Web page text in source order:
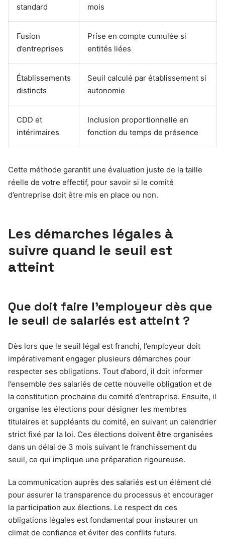
standard
mois
Fusion
d’entreprises
Prise en compte cumulée si
entités liées
Établissements
distincts
Seuil calculé par établissement si
autonomie
CDD et
intérimaires
Inclusion proportionnelle en
fonction du temps de présence
Cette méthode garantit une évaluation juste de la taille
réelle de votre effectif, pour savoir si le comité
d’entreprise doit être mis en place ou non.
Les démarches légales à
suivre quand le seuil est
atteint
Que doit faire l’employeur dès que
le seuil de salariés est atteint ?
Dès lors que le seuil légal est franchi, l’employeur doit
impérativement engager plusieurs démarches pour
respecter ses obligations. Tout d’abord, il doit informer
l’ensemble des salariés de cette nouvelle obligation et de
la constitution prochaine du comité d’entreprise. Ensuite, il
organise les élections pour désigner les membres
titulaires et suppléants du comité, en suivant un calendrier
strict fixé par la loi. Ces élections doivent être organisées
dans un délai de 3 mois suivant le franchissement du
seuil, ce qui implique une préparation rigoureuse.
La communication auprès des salariés est un élément clé
pour assurer la transparence du processus et encourager
la participation aux élections. Le respect de ces
obligations légales est fondamental pour instaurer un
climat de confiance et éviter des conflits futurs.